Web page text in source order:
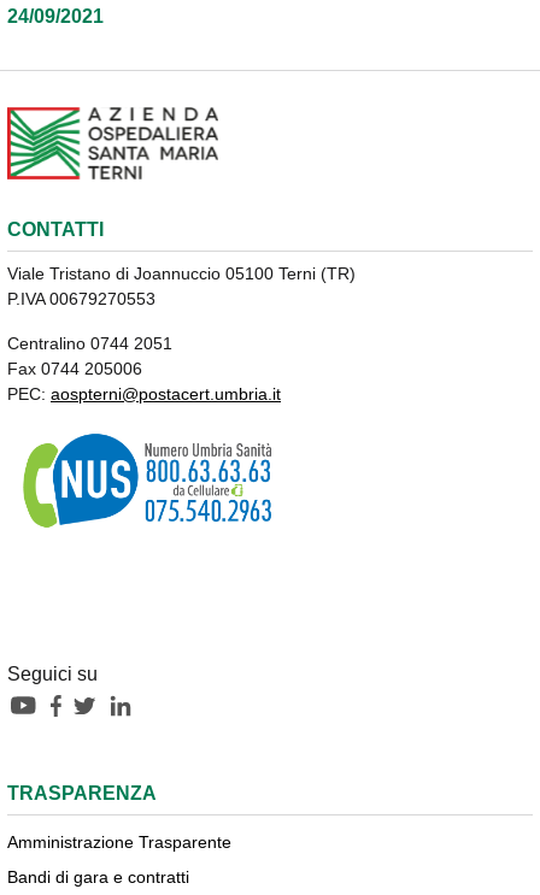
24/09/2021
CONTATTI
Viale Tristano di Joannuccio 05100 Terni (TR)
P.IVA 00679270553
Centralino 0744 2051
Fax 0744 205006
PEC: aospterni@postacert.umbria.it
Seguici su
TRASPARENZA
Amministrazione Trasparente
Bandi di gara e contratti